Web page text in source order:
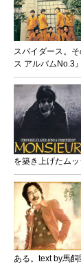
スパイダース。
ス アルバムNo.3』
を築き上げたム
ある。text by馬